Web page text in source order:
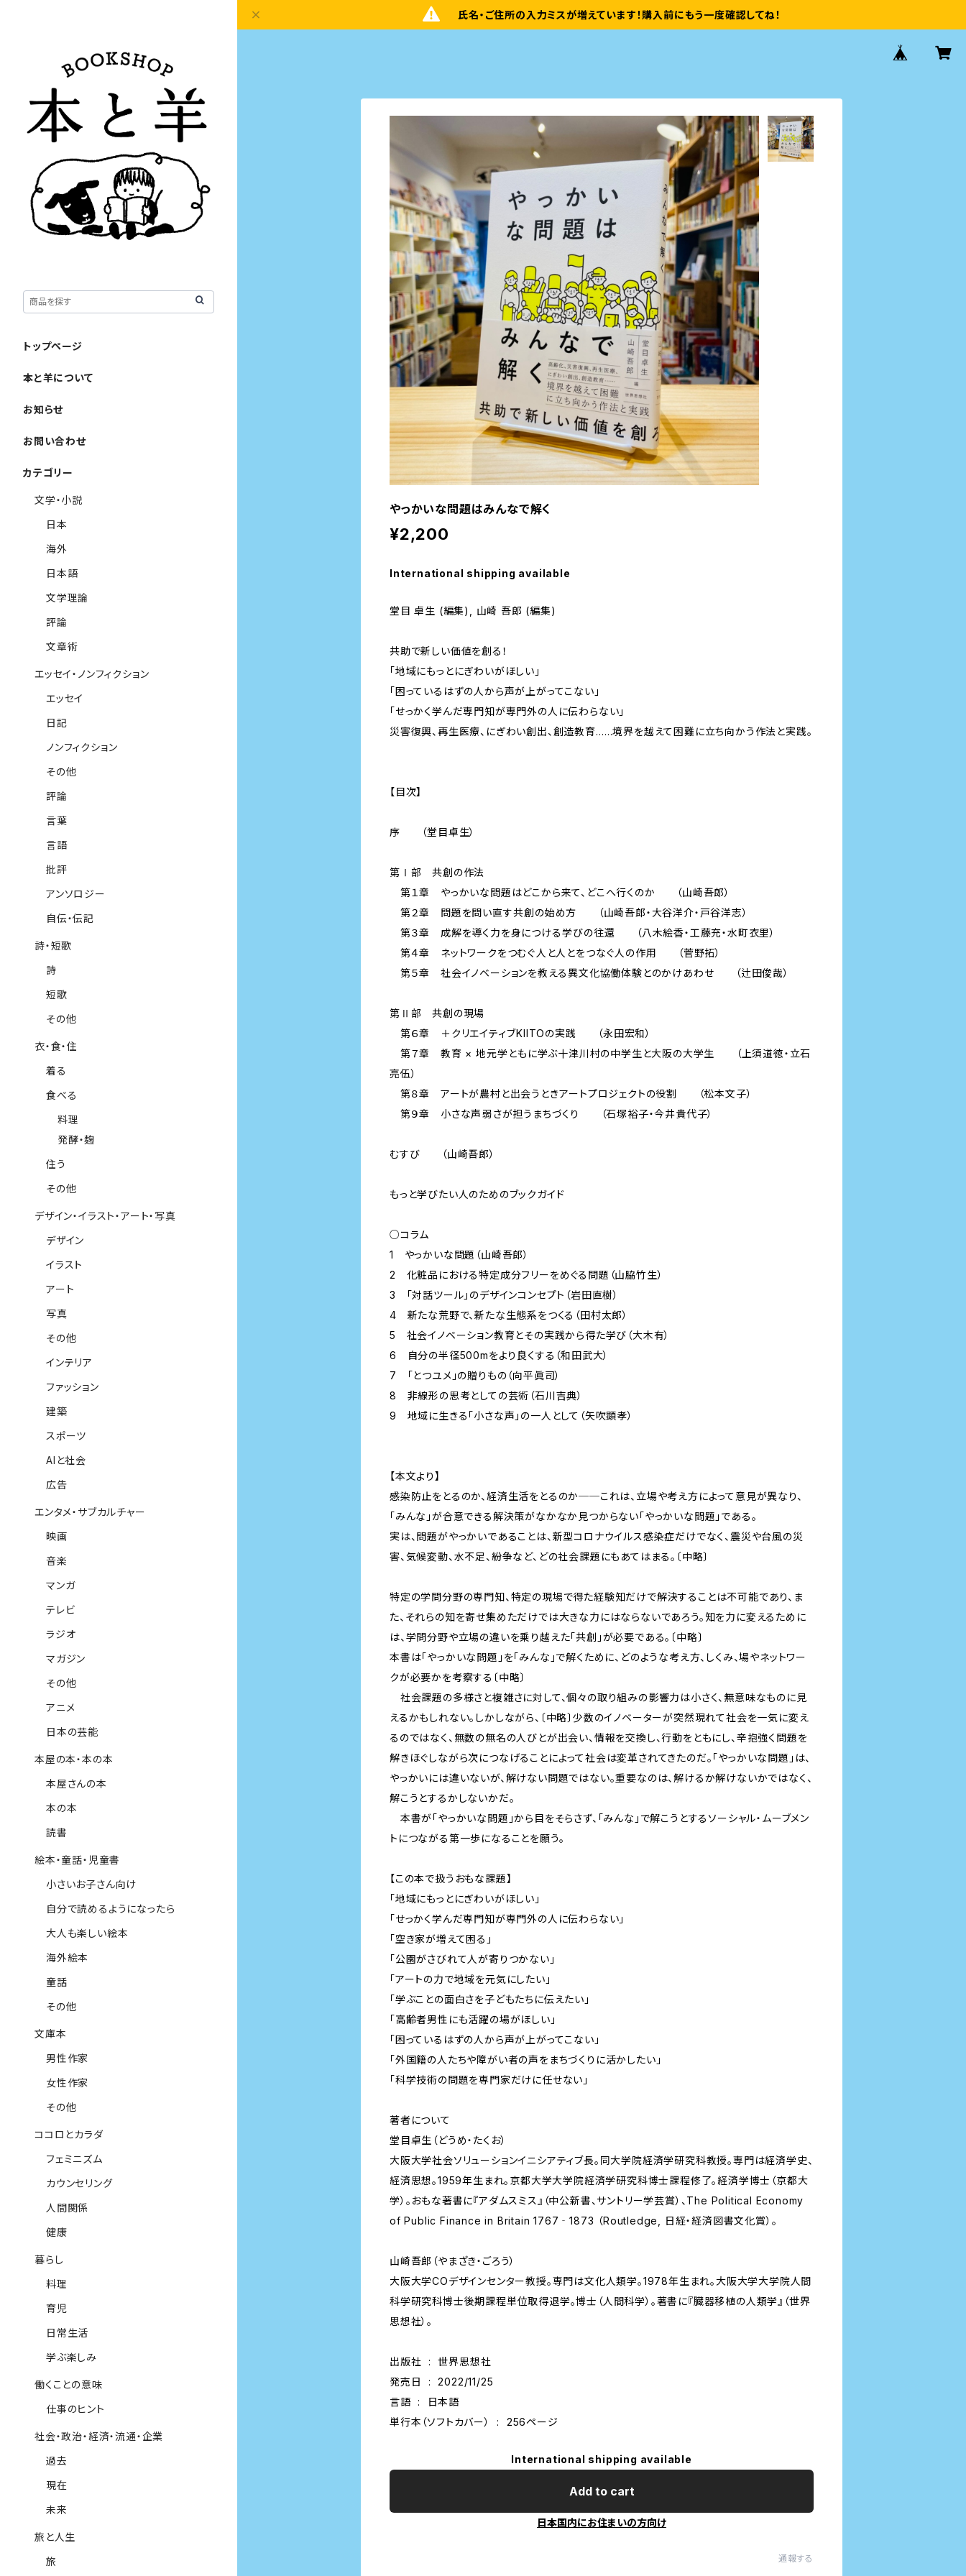
氏名・ご住所の入力ミスが増えています！購入前にもう一度確認してね！
やっかいな問題はみんなで解く
¥2,200
International shipping available
堂目 卓生 (編集), 山崎 吾郎 (編集)
共助で新しい価値を創る！
「地域にもっとにぎわいがほしい」
「困っているはずの人から声が上がってこない」
「せっかく学んだ専門知が専門外の人に伝わらない」
災害復興、再生医療、にぎわい創出、創造教育……境界を越えて困難に立ち向かう作法と実践。
【目次】
序 （堂目卓生）
第Ⅰ部 共創の作法
第１章 やっかいな問題はどこから来て、どこへ行くのか （山崎吾郎）
第２章 問題を問い直す――共創の始め方 （山崎吾郎・大谷洋介・戸谷洋志）
第３章 成解を導く力を身につける――学びの往還 （八木絵香・工藤充・水町衣里）
第４章 ネットワークをつむぐ――人と人とをつなぐ人の作用 （菅野拓）
第５章 社会イノベーションを教える――異文化協働体験とのかけあわせ （辻田俊哉）
第Ⅱ部 共創の現場
第６章 ＋クリエイティブ――KIITOの実践 （永田宏和）
第７章 教育 × 地元学――ともに学ぶ十津川村の中学生と大阪の大学生 （上須道徳・立石
亮伍）
第８章 アートが農村と出会うとき――アートプロジェクトの役割 （松本文子）
第９章 小さな声――弱さが担うまちづくり （石塚裕子・今井貴代子）
むすび （山崎吾郎）
もっと学びたい人のためのブックガイド
○コラム
1 やっかいな問題（山崎吾郎）
2 化粧品における特定成分フリーをめぐる問題（山脇竹生）
3 「対話ツール」のデザインコンセプト（岩田直樹）
4 新たな荒野で、新たな生態系をつくる（田村太郎）
5 社会イノベーション教育とその実践から得た学び（大木有）
6 自分の半径500mをより良くする（和田武大）
7 「とつユメ」の贈りもの（向平眞司）
8 非線形の思考としての芸術（石川吉典）
9 地域に生きる「小さな声」の一人として（矢吹顕孝）
【本文より】
感染防止をとるのか、経済生活をとるのか──これは、立場や考え方によって意見が異なり、
「みんな」が合意できる解決策がなかなか見つからない「やっかいな問題」である。
実は、問題がやっかいであることは、新型コロナウイルス感染症だけでなく、震災や台風の災
害、気候変動、水不足、紛争など、どの社会課題にもあてはまる。〔中略〕
特定の学問分野の専門知、特定の現場で得た経験知だけで解決することは不可能であり、ま
た、それらの知を寄せ集めただけでは大きな力にはならないであろう。知を力に変えるために
は、学問分野や立場の違いを乗り越えた「共創」が必要である。〔中略〕
本書は「やっかいな問題」を「みんな」で解くために、どのような考え方、しくみ、場やネットワー
クが必要かを考察する〔中略〕
社会課題の多様さと複雑さに対して、個々の取り組みの影響力は小さく、無意味なものに見
えるかもしれない。しかしながら、〔中略〕少数のイノベーターが突然現れて社会を一気に変え
るのではなく、無数の無名の人びとが出会い、情報を交換し、行動をともにし、辛抱強く問題を
解きほぐしながら次につなげることによって社会は変革されてきたのだ。「やっかいな問題」は、
やっかいには違いないが、解けない問題ではない。重要なのは、解けるか解けないかではなく、
解こうとするかしないかだ。
本書が「やっかいな問題」から目をそらさず、「みんな」で解こうとするソーシャル・ムーブメン
トにつながる第一歩になることを願う。
【この本で扱うおもな課題】
「地域にもっとにぎわいがほしい」
「せっかく学んだ専門知が専門外の人に伝わらない」
「空き家が増えて困る」
「公園がさびれて人が寄りつかない」
「アートの力で地域を元気にしたい」
「学ぶことの面白さを子どもたちに伝えたい」
「高齢者男性にも活躍の場がほしい」
「困っているはずの人から声が上がってこない」
「外国籍の人たちや障がい者の声をまちづくりに活かしたい」
「科学技術の問題を専門家だけに任せない」
著者について
堂目卓生（どうめ・たくお）
大阪大学社会ソリューションイニシアティブ長。同大学院経済学研究科教授。専門は経済学史、
経済思想。1959年生まれ。京都大学大学院経済学研究科博士課程修了。経済学博士（京都大
学）。おもな著書に『アダムスミス』（中公新書、サントリー学芸賞）、The Political Economy
of Public Finance in Britain 1767‐1873 （Routledge, 日経・経済図書文化賞）。
山崎吾郎（やまざき・ごろう）
大阪大学COデザインセンター教授。専門は文化人類学。1978年生まれ。大阪大学大学院人間
科学研究科博士後期課程単位取得退学。博士（人間科学）。著書に『臓器移植の人類学』（世界
思想社）。
出版社 ‏ : ‎ 世界思想社
発売日 ‏ : ‎ 2022/11/25
言語 ‏ : ‎ 日本語
単行本（ソフトカバー） ‏ : ‎ 256ページ
International shipping available
Add to cart
日本国内にお住まいの方向け
通報する
トップページ
本と羊について
お知らせ
お問い合わせ
カテゴリー
文学・小説
日本
海外
日本語
文学理論
評論
文章術
エッセイ・ノンフィクション
エッセイ
日記
ノンフィクション
その他
評論
言葉
言語
批評
アンソロジー
自伝・伝記
詩・短歌
詩
短歌
その他
衣・食・住
着る
食べる
料理
発酵・麹
住う
その他
デザイン・イラスト・アート・写真
デザイン
イラスト
アート
写真
その他
インテリア
ファッション
建築
スポーツ
AIと社会
広告
エンタメ・サブカルチャー
映画
音楽
マンガ
テレビ
ラジオ
マガジン
その他
アニメ
日本の芸能
本屋の本・本の本
本屋さんの本
本の本
読書
絵本・童話・児童書
小さいお子さん向け
自分で読めるようになったら
大人も楽しい絵本
海外絵本
童話
その他
文庫本
男性作家
女性作家
その他
ココロとカラダ
フェミニズム
カウンセリング
人間関係
健康
暮らし
料理
育児
日常生活
学ぶ楽しみ
働くことの意味
仕事のヒント
社会・政治・経済・流通・企業
過去
現在
未来
旅と人生
旅